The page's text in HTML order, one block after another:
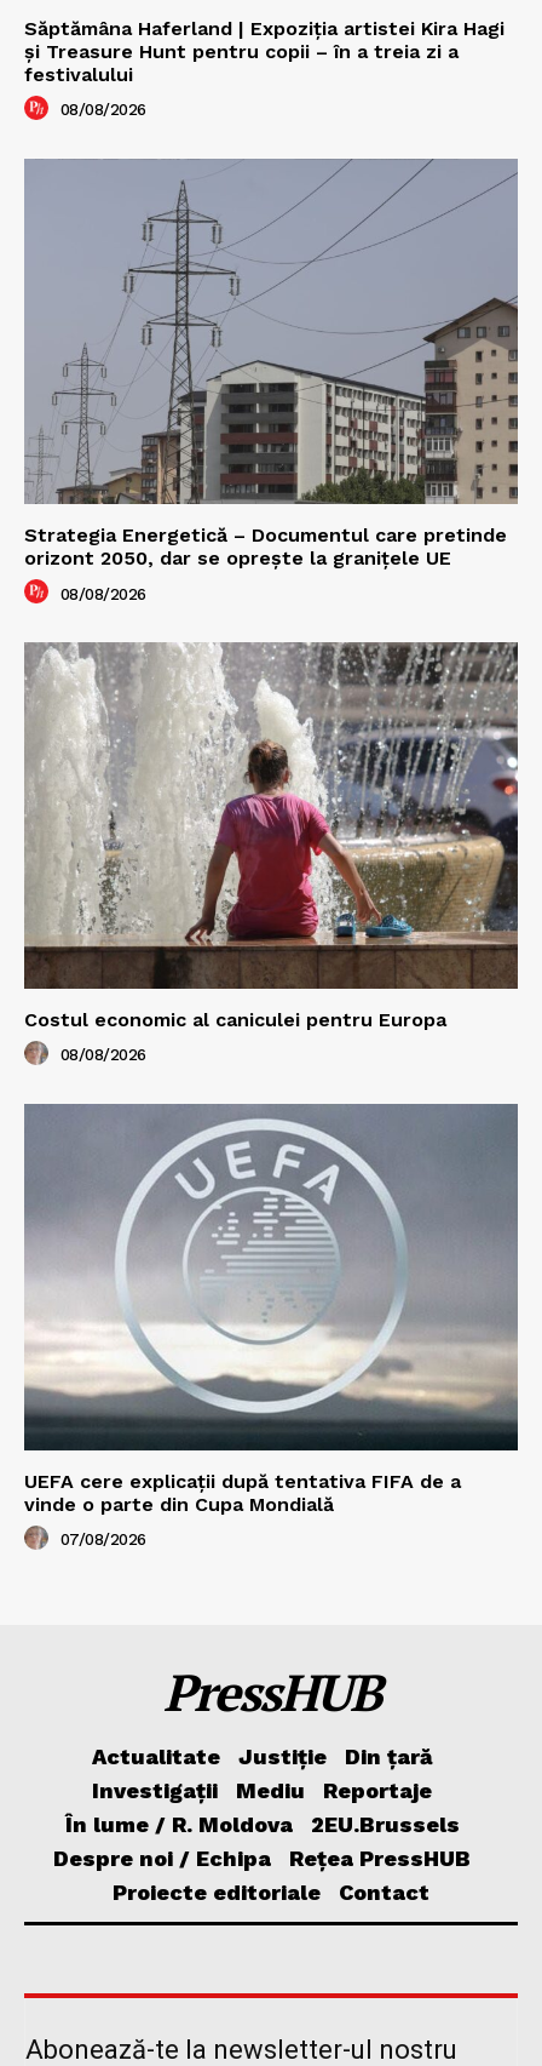
Săptămâna Haferland | Expoziţia artistei Kira Hagi
şi Treasure Hunt pentru copii – în a treia zi a
festivalului
08/08/2026
Strategia Energetică – Documentul care pretinde
orizont 2050, dar se oprește la granițele UE
08/08/2026
Costul economic al caniculei pentru Europa
08/08/2026
UEFA cere explicații după tentativa FIFA de a
vinde o parte din Cupa Mondială
07/08/2026
PressHUB
Actualitate Justiție
Din țară
Investigații
Mediu
Reportaje
În lume / R. Moldova
2EU.Brussels
Despre noi / Echipa
Rețea PressHUB
Proiecte editoriale
Contact
Abonează-te la newsletter-ul nostru